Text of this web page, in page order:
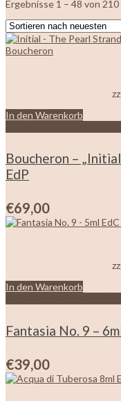
Ergebnisse 1 – 48 von
In den Warenkorb
Boucheron –
EdP
€69,00
In den Warenkorb
Fantasia No. 9 –
€39,00